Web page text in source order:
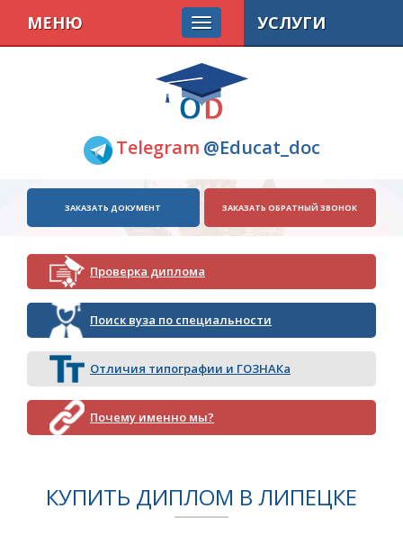
Telegram @Educat_doc
МЕНЮ
ЗАКАЗАТЬ ДОКУМЕНТ ЗАКАЗАТЬ ОБРАТНЫЙ ЗВОНОК
Проверка диплома
Поиск вуза по специальности
Отличия типографии и ГОЗНАКа
Почему именно мы?
УСЛУГИ
КУПИТЬ ДИПЛОМ В ЛИПЕЦКЕ